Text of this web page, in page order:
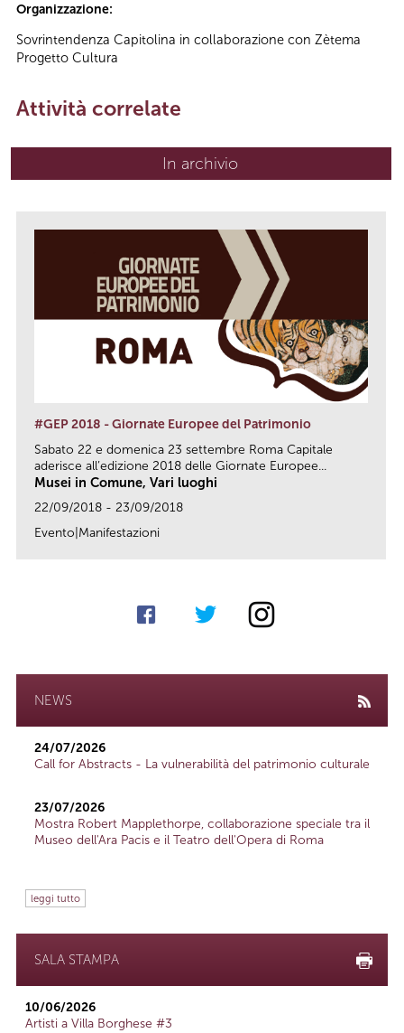
Organizzazione:
Sovrintendenza Capitolina in collaborazione con Zètema
Progetto Cultura
Attività correlate
In archivio
#GEP 2018 - Giornate Europee del Patrimonio
Sabato 22 e domenica 23 settembre Roma Capitale
aderisce all’edizione 2018 delle Giornate Europee...
Musei in Comune, Vari luoghi
22/09/2018 - 23/09/2018
Evento|Manifestazioni
NEWS
24/07/2026
Call for Abstracts - La vulnerabilità del patrimonio culturale
23/07/2026
Mostra Robert Mapplethorpe, collaborazione speciale tra il
Museo dell'Ara Pacis e il Teatro dell'Opera di Roma
leggi tutto
SALA STAMPA
10/06/2026
Artisti a Villa Borghese #3